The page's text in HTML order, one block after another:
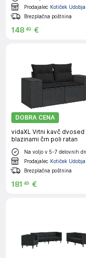
Prodajalec Kotiček Udobja
Brezplačna poštnina
148 49 €
DOBRA CENA
vidaXL Vrtni kavč dvosed
blazinami črn poli ratan
Na voljo v 5-7 delovnih
Prodajalec Kotiček Udobja
Brezplačna poštnina
181 49 €